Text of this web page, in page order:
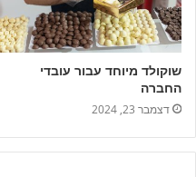
שוקולד מיוחד עבור עובדי
החברה
דצמבר 23, 2024